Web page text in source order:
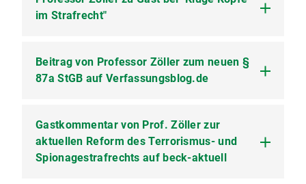
Schwerpunktklausurenkurs
im Strafrecht"
In der Märzausgabe 2026 (Folge 37) der Interview-
Reihe "Kluge Köpfe im Strafrecht" des
Sie
hier.
Beitrag von Professor Zöller zum neuen §
87a StGB auf Verfassungsblog.de
Prof. Dr. Mark A. Zöller hat auf
Verfassungsblog.de einen Beitrag zum neuen
Tatbestand der Ausübung fremder Einflussnahme
Gastkommentar von Prof. Zöller zur
aktuellen Reform des Terrorismus- und
Spionagestrafrechts auf beck-aktuell